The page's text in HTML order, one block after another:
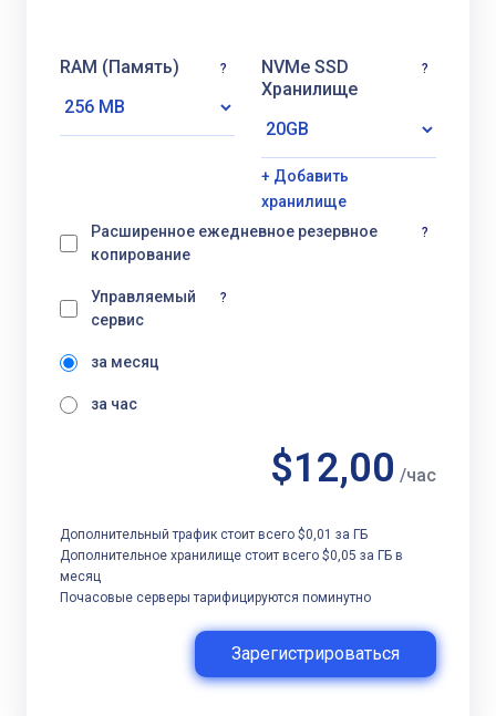
RAM (Память) ?
NVMe SSD
Хранилище
?
+ Добавить
хранилище
Расширенное ежедневное резервное
копирование
?
Управляемый
сервис
?
за месяц
за час
Дополнительный трафик стоит всего $0,01 за ГБ
Дополнительное хранилище стоит всего $0,05 за ГБ в
месяц
Почасовые серверы тарифицируются поминутно
$12,00 /час
Зарегистрироваться